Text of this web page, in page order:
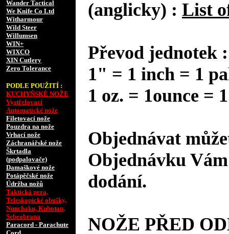
Wander Tactical
We Knife Co Ltd
Witharmour
Wild Steer
Willumsen
WIN+
WIXCO
XIN Cutlery
Zero Tolerance
PODLE POUŽITÍ :
KUCHYŇSKÉ NOŽE
Vystřelovací
Automatické nože
Filetovací nože
Pouzdra na nože
Vrhací nože
Záchranářské nože
Škrtadla
(podpalovače)
Damaškové nože
Potápěčské nože
Údržba nožů
Taktická pera,
Teleskopické obušky,
Nunchaku, Kubotan,
Sebeobrana
Paracord - Parachute
(anglicky) : List
Převod jednotek :
1" = 1 inch = 1
1 oz. = 1ounce =
Objednávat
Objednávku
dodání.
NOŽE PŘED